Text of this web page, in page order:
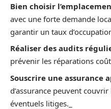
Bien choisir
avec une forte demande
garantir un taux d’occupation
Réaliser des audits
prévenir les réparations
Souscrire une assurance
d’assurance peuvent
éventuels litiges._